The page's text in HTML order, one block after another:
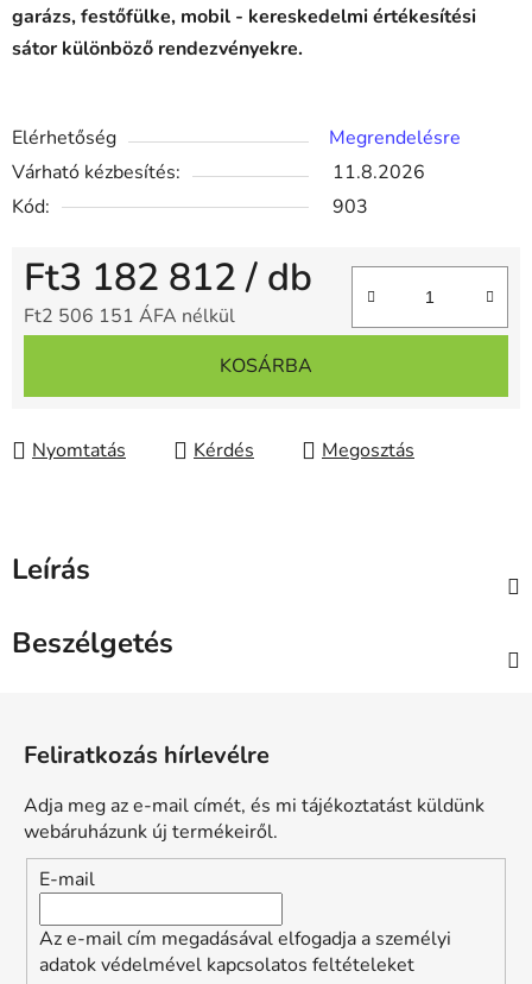
garázs, festőfülke, mobil - kereskedelmi értékesítési
sátor különböző rendezvényekre.
Elérhetőség
Megrendelésre
Várható kézbesítés:
11.8.2026
Kód:
903
Ft3 182 812/ db
Ft2 506 151 ÁFA nélkül
KOSÁRBA
Nyomtatás Kérdés Megosztás
Leírás
Beszélgetés
Feliratkozás hírlevélre
Adja meg az e-mail címét, és mi tájékoztatást küldünk
webáruházunk új termékeiről.
E-mail
Az e-mail cím megadásával elfogadja a személyi
adatok védelmével kapcsolatos feltételeket